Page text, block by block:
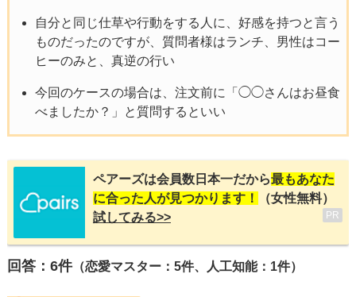
自分と同じ仕草や行動をする人に、好感を持つと言う
ものだったのですが、質問者様はランチ、男性はコー
ヒーのみと、真逆の行い
今回のケースの場合は、注文前に「◯◯さんはお昼食
べましたか？」と質問するといい
ペアーズは会員数日本一だから最もあなた
に合った人が見つかります！
（女性無料）
試してみる>>
PR
回答： 6件（恋愛マスター：5件、人工知能：1件）